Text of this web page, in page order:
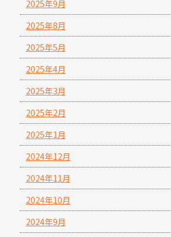
2025年9月
2025年8月
2025年5月
2025年4月
2025年3月
2025年2月
2025年1月
2024年12月
2024年11月
2024年10月
2024年9月